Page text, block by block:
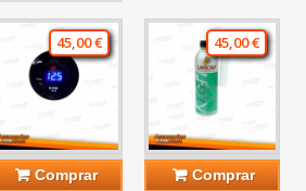
45,00 €
Comprar
45,00 €
Comprar